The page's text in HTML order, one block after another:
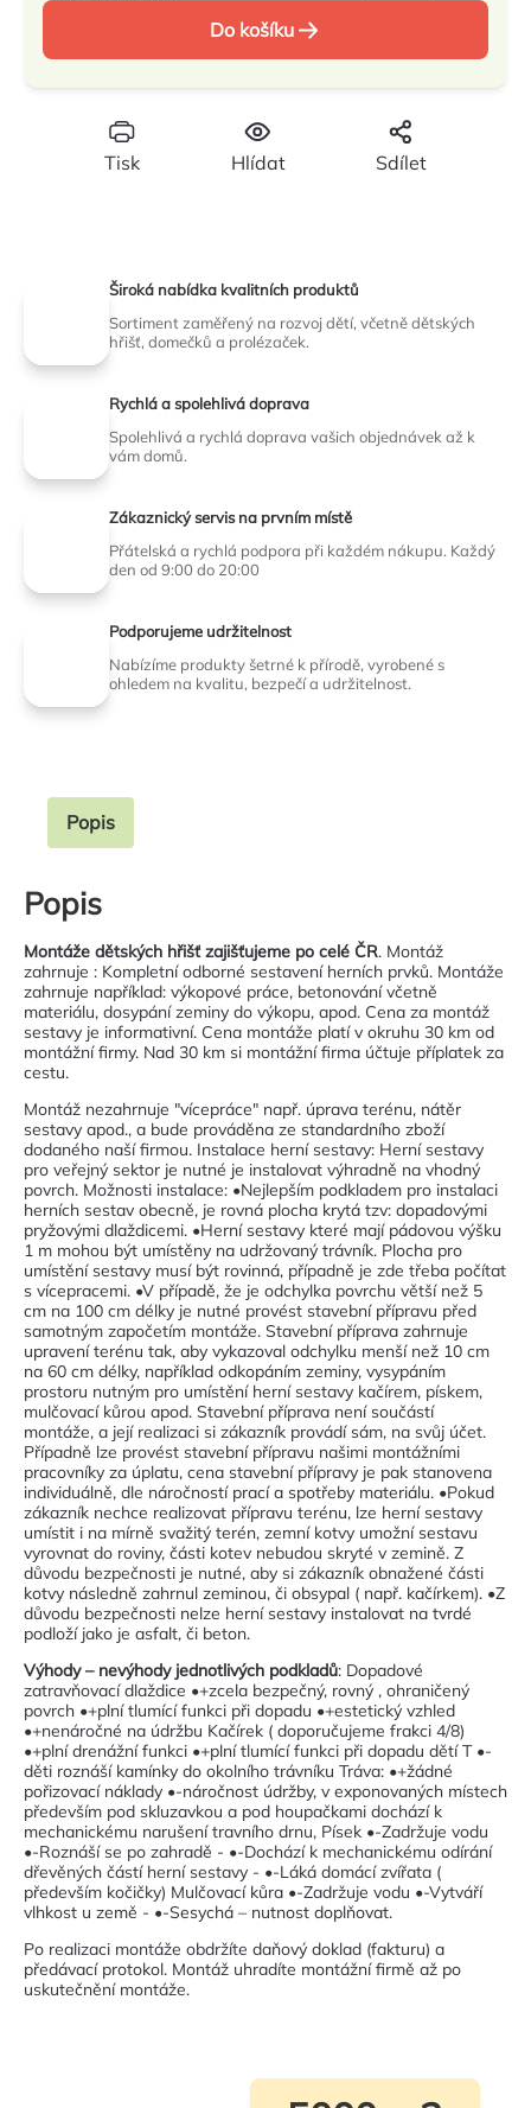
Tisk Hlídat Sdílet
Měrná
cena:
Do košíku
Široká nabídka kvalitních produktů
Sortiment zaměřený na rozvoj dětí, včetně dětských
hřišť, domečků a prolézaček.
Rychlá a spolehlivá doprava
Spolehlivá a rychlá doprava vašich objednávek až k
vám domů.
Zákaznický servis na prvním místě
Přátelská a rychlá podpora při každém nákupu. Každý
den od 9:00 do 20:00
Podporujeme udržitelnost
Nabízíme produkty šetrné k přírodě, vyrobené s
ohledem na kvalitu, bezpečí a udržitelnost.
Popis
Popis
Montáže dětských hřišť zajišťujeme po celé ČR. Montáž
zahrnuje : Kompletní odborné sestavení herních prvků. Montáže
zahrnuje například: výkopové práce, betonování včetně
materiálu, dosypání zeminy do výkopu, apod. Cena za montáž
sestavy je informativní. Cena montáže platí v okruhu 30 km od
montážní firmy. Nad 30 km si montážní firma účtuje příplatek za
cestu.
Montáž nezahrnuje "vícepráce" např. úprava terénu, nátěr
sestavy apod., a bude prováděna ze standardního zboží
dodaného naší firmou. Instalace herní sestavy: Herní sestavy
pro veřejný sektor je nutné je instalovat výhradně na vhodný
povrch. Možnosti instalace: •Nejlepším podkladem pro instalaci
herních sestav obecně, je rovná plocha krytá tzv: dopadovými
pryžovými dlaždicemi. •Herní sestavy které mají pádovou výšku
1 m mohou být umístěny na udržovaný trávník. Plocha pro
umístění sestavy musí být rovinná, případně je zde třeba počítat
s vícepracemi. •V případě, že je odchylka povrchu větší než 5
cm na 100 cm délky je nutné provést stavební přípravu před
samotným započetím montáže. Stavební příprava zahrnuje
upravení terénu tak, aby vykazoval odchylku menší než 10 cm
na 60 cm délky, například odkopáním zeminy, vysypáním
prostoru nutným pro umístění herní sestavy kačírem, pískem,
mulčovací kůrou apod. Stavební příprava není součástí
montáže, a její realizaci si zákazník provádí sám, na svůj účet.
Případně lze provést stavební přípravu našimi montážními
pracovníky za úplatu, cena stavební přípravy je pak stanovena
individuálně, dle náročností prací a spotřeby materiálu. •Pokud
zákazník nechce realizovat přípravu terénu, lze herní sestavy
umístit i na mírně svažitý terén, zemní kotvy umožní sestavu
vyrovnat do roviny, části kotev nebudou skryté v zemině. Z
důvodu bezpečnosti je nutné, aby si zákazník obnažené části
kotvy následně zahrnul zeminou, či obsypal ( např. kačírkem). •Z
důvodu bezpečnosti nelze herní sestavy instalovat na tvrdé
podloží jako je asfalt, či beton.
Výhody – nevýhody jednotlivých podkladů: Dopadové
zatravňovací dlaždice •+zcela bezpečný, rovný , ohraničený
povrch •+plní tlumící funkci při dopadu •+estetický vzhled
•+nenáročné na údržbu Kačírek ( doporučujeme frakci 4/8)
•+plní drenážní funkci •+plní tlumící funkci při dopadu dětí T •-
děti roznáší kamínky do okolního trávníku Tráva: •+žádné
pořizovací náklady •-náročnost údržby, v exponovaných místech
především pod skluzavkou a pod houpačkami dochází k
mechanickému narušení travního drnu, Písek •-Zadržuje vodu
•-Roznáší se po zahradě - •-Dochází k mechanickému odírání
dřevěných částí herní sestavy - •-Láká domácí zvířata (
především kočičky) Mulčovací kůra •-Zadržuje vodu •-Vytváří
vlhkost u země - •-Sesychá – nutnost doplňovat.
Po realizaci montáže obdržíte daňový doklad (fakturu) a
předávací protokol. Montáž uhradíte montážní firmě až po
uskutečnění montáže.